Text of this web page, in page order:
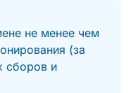
полностью
воды острова.
гарантирует,
и истории —
не менее чем
(за
сборов и